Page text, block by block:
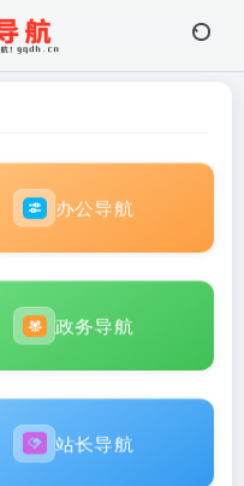
办公导航
政务导航
站长导航